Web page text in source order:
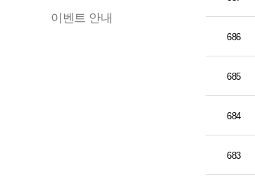
이벤트 안내
686
685
684
683